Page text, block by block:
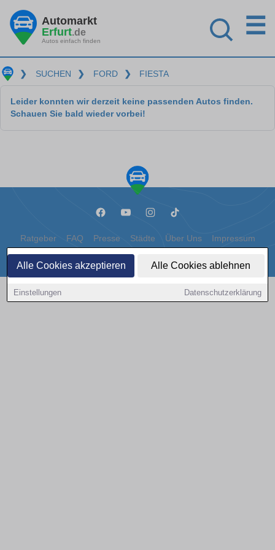
Alle Cookies akzeptieren Alle Cookies ablehnen
Einstellungen Datenschutzerklärung
Automarkt
Erfurt.de
Autos einfach finden
☰
❯ SUCHEN ❯ FORD ❯ FIESTA
Leider konnten wir derzeit keine passenden Autos finden.
Schauen Sie bald wieder vorbei!
Ratgeber FAQ Presse Städte Über Uns Impressum
Datenschutz Cookies
Copyright © 2000 - 2026 | 1A Infosysteme GmbH | Content by: 1a-sites-autos